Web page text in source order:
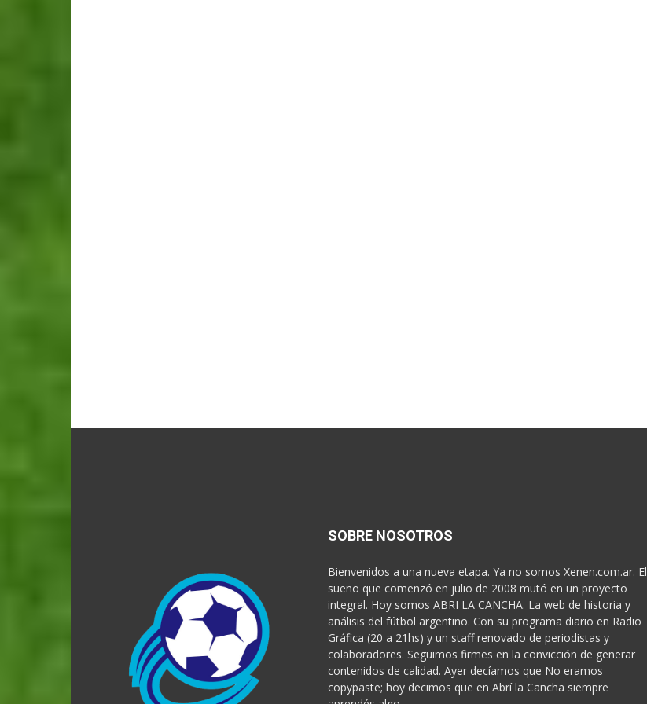
SOBRE NOSOTROS
Bienvenidos a una nueva etapa. Ya no somos Xenen.com.ar. El
sueño que comenzó en julio de 2008 mutó en un proyecto
integral. Hoy somos ABRI LA CANCHA. La web de historia y
análisis del fútbol argentino. Con su programa diario en Radio
Gráfica (20 a 21hs) y un staff renovado de periodistas y
colaboradores. Seguimos firmes en la convicción de generar
contenidos de calidad. Ayer decíamos que No eramos
copypaste; hoy decimos que en Abrí la Cancha siempre